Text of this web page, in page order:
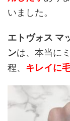
いました。
エトヴォス マ
ンは、本当に
程、 キレイに